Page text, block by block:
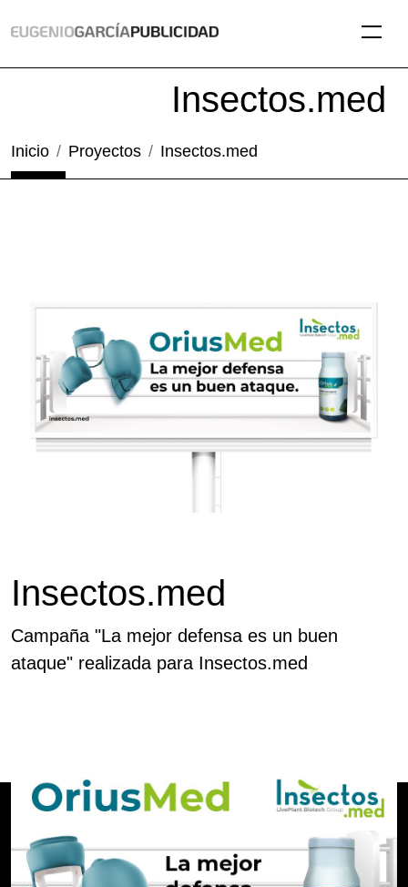
Insectos.med
Inicio Proyectos Insectos.med
Insectos.med
Campaña "La mejor defensa es un buen
ataque" realizada para Insectos.med